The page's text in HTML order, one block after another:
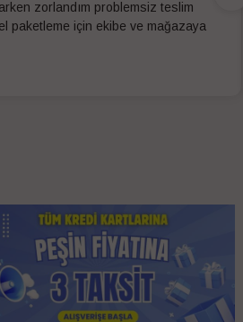
zorlandım problemsiz teslim
paketleme için ekibe ve mağazaya